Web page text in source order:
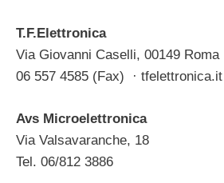
T.F.Elettronica
Via Giovanni Caselli, 00149 Roma
06 557 4585 (Fax) ‎ · tfelettronica.it
Avs Microelettronica
Via Valsavaranche, 18
Tel. 06/812 3886 ‎